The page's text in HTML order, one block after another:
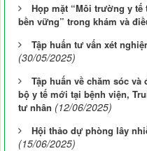
Họp mặt “Môi trường y
bền vững” trong khám và
Tập huấn tư vấn xét
(30/05/2025)
Tập huấn về chăm sóc
bộ y tế mới tại bệnh viện,
tư nhân (12/06/2025)
Hội thảo dự phòng lây
(15/06/2025)